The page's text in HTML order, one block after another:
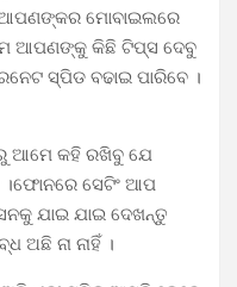
ଆପଣଙ୍କର ମୋବାଇଲରେ
ଆପଣଙ୍କୁ କିଛି ଟିପ୍ସ ଦେବୁ
ସ୍ପିଡ ବଢାଇ ପାରିବେ ।
ଆମେ କହି ରଖିବୁ ଯେ
ସେଟିଂ ଆପ
ଯାଇ ଯାଇ ଦେଖନ୍ତୁ
ଅଛି ନା ନାହିଁ ।